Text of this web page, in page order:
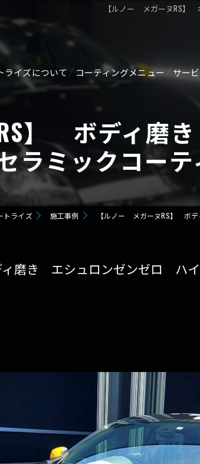
【ルノー メガーヌRS
ライズについて
ス
コーティングメニュー
【新車向け】オススメコーティ
GTECHNIQセラミックコーティン
SERVFACESセラミックコーティ
GZOX HI MOHS COAT
GZOX GUARD GLAZE
gravice
サー
ル
ヘッ
メン
未
ペン
】 ボディ磨
ラミックコー
トライズ 施工事例 【ルノー メガーヌRS】 ボ
ィ磨き エシュロンゼンゼロ ハ